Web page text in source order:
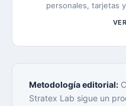
personales, tarjetas
Metodología editorial:
Stratex Lab sigue un